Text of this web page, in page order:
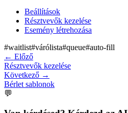
Beállítások
Résztvevők kezelése
Esemény létrehozása
#waitlist#várólista#queue#auto-fill
← Előző
Résztvevők kezelése
Következő →
Bérlet sablonok
💬